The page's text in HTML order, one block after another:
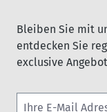
Bleiben Sie mit
entdecken Sie
exclusive